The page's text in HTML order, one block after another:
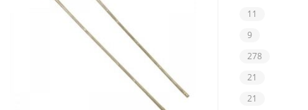
11
9
278
21
21